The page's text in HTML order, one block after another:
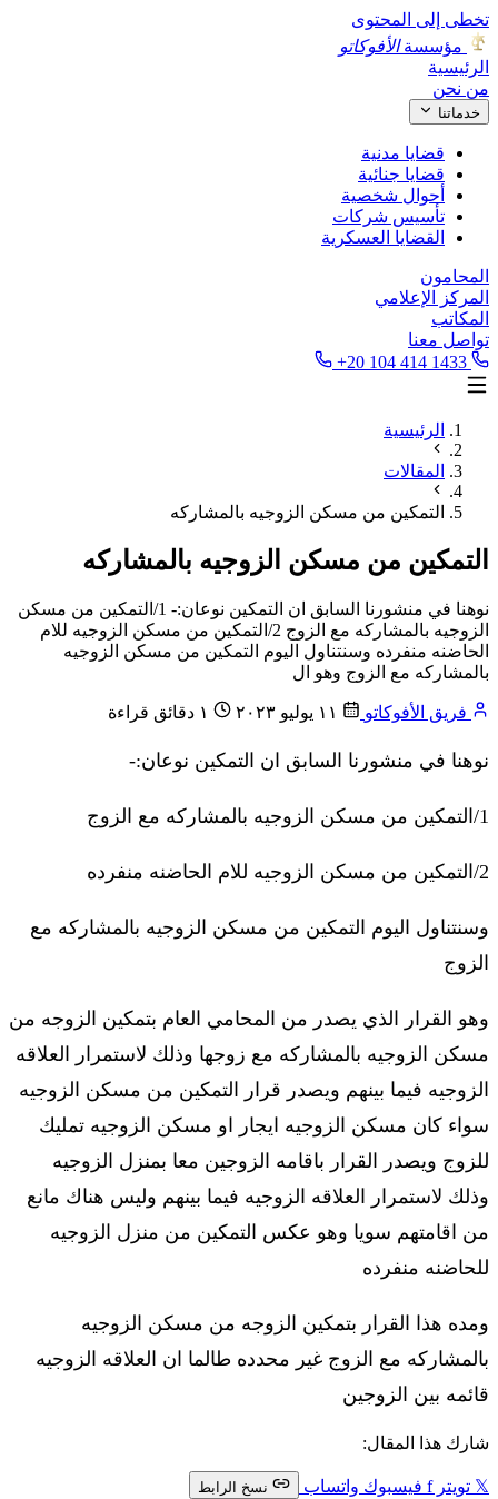
تخطى إلى المحتوى
مؤسسةالأفوكاتو
الرئيسية
من نحن
خدماتنا
قضايا مدنية
قضايا جنائية
أحوال شخصية
تأسيس شركات
القضايا العسكرية
المحامون
المركز الإعلامي
المكاتب
تواصل معنا
+20 104 414 1433
الرئيسية
المقالات
التمكين من مسكن الزوجيه بالمشاركه
التمكين من مسكن الزوجيه بالمشاركه
نوهنا في منشورنا السابق ان التمكين نوعان:- 1/التمكين من مسكن
الزوجيه بالمشاركه مع الزوج 2/التمكين من مسكن الزوجيه للام
الحاضنه منفرده وسنتناول اليوم التمكين من مسكن الزوجيه
بالمشاركه مع الزوج وهو ال
فريق الأفوكاتو ١١ يوليو ٢٠٢٣ ١ دقائق قراءة
نوهنا في منشورنا السابق ان التمكين نوعان:-
1/التمكين من مسكن الزوجيه بالمشاركه مع الزوج
2/التمكين من مسكن الزوجيه للام الحاضنه منفرده
وسنتناول اليوم التمكين من مسكن الزوجيه بالمشاركه مع
الزوج
وهو القرار الذي يصدر من المحامي العام بتمكين الزوجه من
مسكن الزوجيه بالمشاركه مع زوجها وذلك لاستمرار العلاقه
الزوجيه فيما بينهم ويصدر قرار التمكين من مسكن الزوجيه
سواء كان مسكن الزوجيه ايجار او مسكن الزوجيه تمليك
للزوج ويصدر القرار باقامه الزوجين معا بمنزل الزوجيه
وذلك لاستمرار العلاقه الزوجيه فيما بينهم وليس هناك مانع
من اقامتهم سويا وهو عكس التمكين من منزل الزوجيه
للحاضنه منفرده
ومده هذا القرار بتمكين الزوجه من مسكن الزوجيه
بالمشاركه مع الزوج غير محدده طالما ان العلاقه الزوجيه
قائمه بين الزوجين
شارك هذا المقال:
𝕏 تويترf فيسبوك واتساب نسخ الرابط